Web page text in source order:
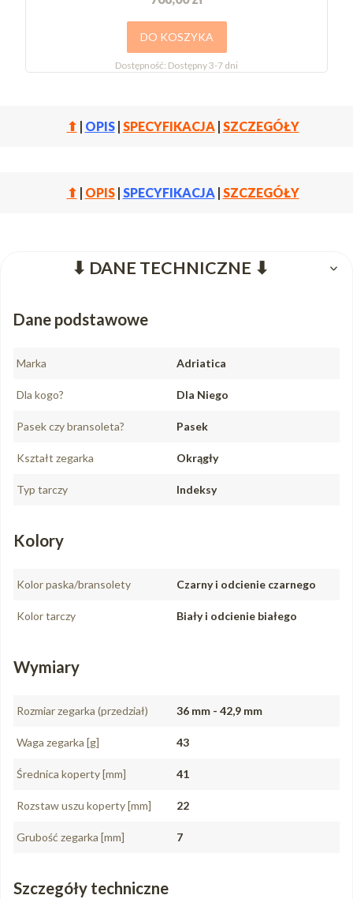
DO KOSZYKA
Dostępność: Dostępny 3-7 dni
⬆ OPIS| SPECYFIKACJA| SZCZEGÓŁY
⬆ OPIS| SPECYFIKACJA| SZCZEGÓŁY
⬇ DANE TECHNICZNE ⬇
Dane podstawowe
Marka Adriatica
Dla kogo? Dla Niego
Pasek czy bransoleta? Pasek
Kształt zegarka Okrągły
Typ tarczy Indeksy
Kolory
Kolor paska/bransolety Czarny i odcienie czarnego
Kolor tarczy Biały i odcienie białego
Wymiary
Rozmiar zegarka (przedział) 36 mm - 42,9 mm
Waga zegarka [g] 43
Średnica koperty [mm] 41
Rozstaw uszu koperty [mm] 22
Grubość zegarka [mm] 7
Szczegóły techniczne